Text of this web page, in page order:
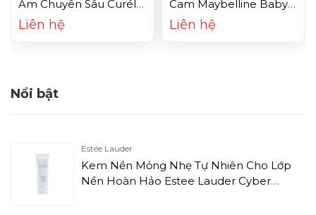
Ẩm Chuyên Sâu Curél
Intensive Moisture Care
Moisture Lip Care
Liên hệ
Cam Maybelline Baby
Lips Color Changing Lip
Balm - Peach Bloom
Liên hệ
Nổi bật
Estée Lauder
Kem Nền Mỏng Nhẹ Tự Nhiên Cho Lớp
Nền Hoàn Hảo Estee Lauder Cyber